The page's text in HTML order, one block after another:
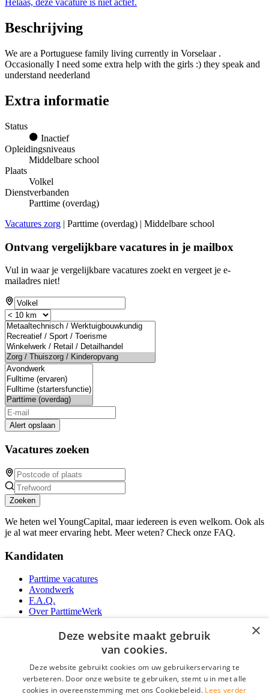
Helaas, deze vacature is niet actief.
Beschrijving
We are a Portuguese family living currently in Vorselaar .
Occasionally I need some extra help with the girls :) they speak and
understand neederland
Extra informatie
Status
Inactief
Opleidingsniveaus
Middelbare school
Plaats
Volkel
Dienstverbanden
Parttime (overdag)
Vacatures zorg | Parttime (overdag) | Middelbare school
Ontvang vergelijkbare vacatures in je mailbox
Vul in waar je vergelijkbare vacatures zoekt en vergeet je e-
mailadres niet!
Alert opslaan
Vacatures zoeken
Zoeken
We heten wel YoungCapital, maar iedereen is even welkom. Ook als
je al wat meer ervaring hebt. Meer weten? Check onze FAQ.
Kandidaten
Parttime vacatures
Avondwerk
F.A.Q.
Over ParttimeWerk
YoungCapital Android App
Parttime personeel
Vacature aanmelden
×
Deze website maakt gebruik
van cookies.
Deze website gebruikt cookies om uw gebruikerservaring te
verbeteren. Door onze website te gebruiken, stemt u in met alle
cookies in overeenstemming met ons Cookiebeleid. Lees verder